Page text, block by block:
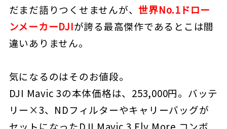
だまだ語りつくせませんが、世界No.1ドロー
ンメーカーDJIが誇る最高傑作であるとこは間
違いありません。
気になるのはそのお値段。
DJI Mavic 3の本体価格は、253,000円。バッテ
リー×3、NDフィルターやキャリーバッグが
セットになったDJI Mavic 3 Fly More コンボ